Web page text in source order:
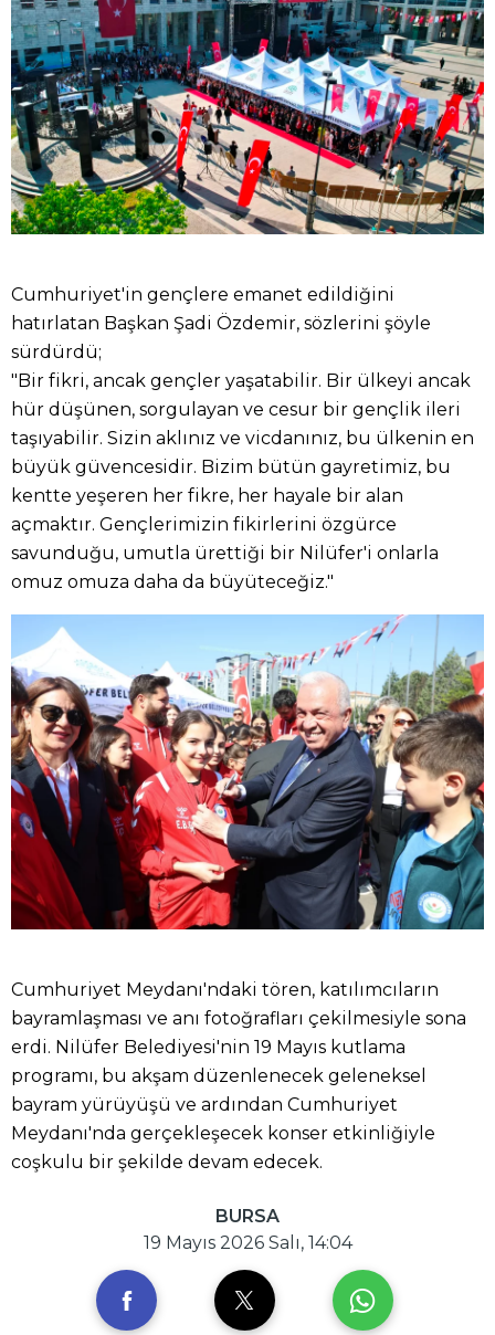
Cumhuriyet'in gençlere emanet edildiğini
hatırlatan Başkan Şadi Özdemir, sözlerini şöyle
sürdürdü;
"Bir fikri, ancak gençler yaşatabilir. Bir ülkeyi ancak
hür düşünen, sorgulayan ve cesur bir gençlik ileri
taşıyabilir. Sizin aklınız ve vicdanınız, bu ülkenin en
büyük güvencesidir. Bizim bütün gayretimiz, bu
kentte yeşeren her fikre, her hayale bir alan
açmaktır. Gençlerimizin fikirlerini özgürce
savunduğu, umutla ürettiği bir Nilüfer'i onlarla
omuz omuza daha da büyüteceğiz."
Cumhuriyet Meydanı'ndaki tören, katılımcıların
bayramlaşması ve anı fotoğrafları çekilmesiyle sona
erdi. Nilüfer Belediyesi'nin 19 Mayıs kutlama
programı, bu akşam düzenlenecek geleneksel
bayram yürüyüşü ve ardından Cumhuriyet
Meydanı'nda gerçekleşecek konser etkinliğiyle
coşkulu bir şekilde devam edecek.
BURSA
19 Mayıs 2026 Salı, 14:04